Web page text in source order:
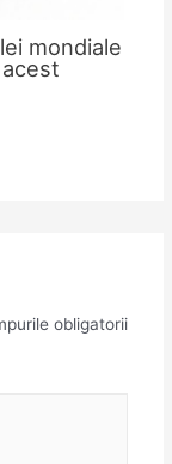
mondiale
obligatorii